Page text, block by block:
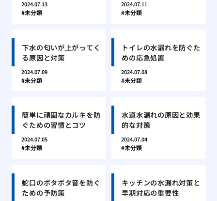
2024.07.13
未分類
2024.07.11
未分類
下水の匂いが上がってく
る原因と対策
2024.07.09
未分類
トイレの水漏れを防ぐた
めの応急処置
2024.07.08
未分類
簡単に頑固なカルキを防
ぐための習慣とコツ
2024.07.05
未分類
水道水漏れの原因と効果
的な対策
2024.07.04
未分類
蛇口のポタポタ音を防ぐ
ための予防策
キッチンの水漏れ対策と
早期対応の重要性